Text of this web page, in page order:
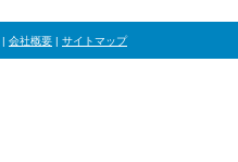
| 会社概要 | サイトマップ